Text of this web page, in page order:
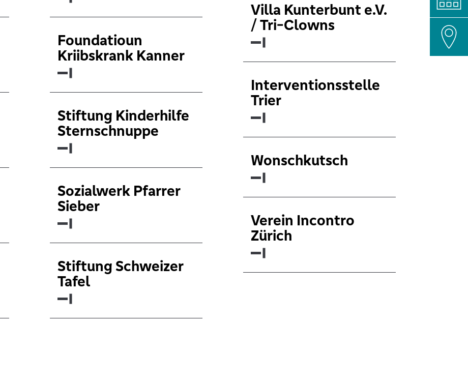
Foundatioun
Kriibskrank Kanner
Stiftung Kinderhilfe
Sternschnuppe
Sozialwerk Pfarrer
Sieber
Stiftung Schweizer
Tafel
Villa Kunterbunt e.V.
/ Tri-Clowns
Interventionsstelle
Trier
Wonschkutsch
Verein Incontro
Zürich